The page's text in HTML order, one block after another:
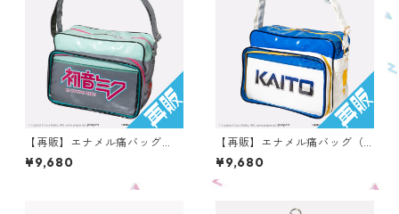
【再販】エナメル痛バッグ
（初音ミク） OEBC-PC-HM
¥9,680
【再販】エナメル痛バッグ（K
AITO） OEBC-PC-KA
¥9,680